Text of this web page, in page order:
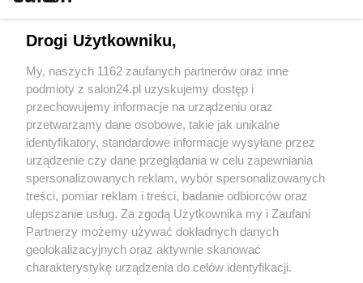
Sport
Społeczeństwo
Kultura
X Facebook Instagram Youtube
Drogi Użytkowniku,
My, naszych 1162 zaufanych partnerów oraz inne
podmioty z salon24.pl uzyskujemy dostęp i
przechowujemy informacje na urządzeniu oraz
przetwarzamy dane osobowe, takie jak unikalne
identyfikatory, standardowe informacje wysyłane przez
urządzenie czy dane przeglądania w celu zapewniania
spersonalizowanych reklam, wybór spersonalizowanych
treści, pomiar reklam i treści, badanie odbiorców oraz
ulepszanie usług. Za zgodą Użytkownika my i Zaufani
Partnerzy możemy używać dokładnych danych
geolokalizacyjnych oraz aktywnie skanować
charakterystykę urządzenia do celów identyfikacji.